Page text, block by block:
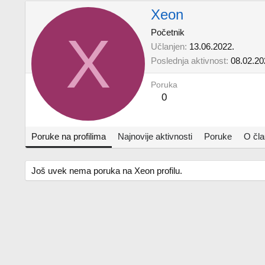
X
Xeon
Početnik
Učlanjen 13.06.2022.
Poslednja aktivnost
Poruka
0
Poruke na profilima Najnovije aktivnosti Poruke O
Još uvek nema poruka na Xeon profilu.